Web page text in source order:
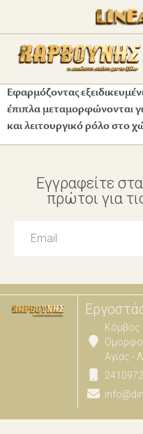
Εφαρμόζοντας
έπιπλα μεταμορφώνονται
και λειτουργικό ρόλο στο
Εγγραφείτε
πρώτοι για
Κόμβος
Αγιας -